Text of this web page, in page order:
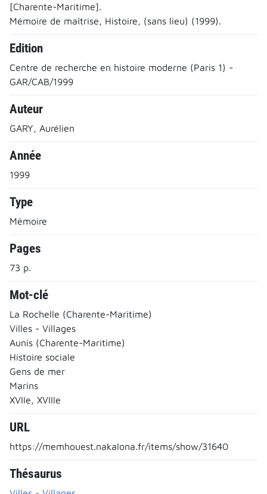
[Charente-Maritime].
Mémoire de maîtrise, Histoire, (sans lieu) (1999).
Edition
Centre de recherche en histoire moderne (Paris 1) -
GAR/CAB/1999
Auteur
GARY, Aurélien
Année
1999
Type
Mémoire
Pages
73 p.
Mot-clé
La Rochelle (Charente-Maritime)
Villes - Villages
Aunis (Charente-Maritime)
Histoire sociale
Gens de mer
Marins
XVIIe, XVIIIe
URL
https://memhouest.nakalona.fr/items/show/31640
Thésaurus